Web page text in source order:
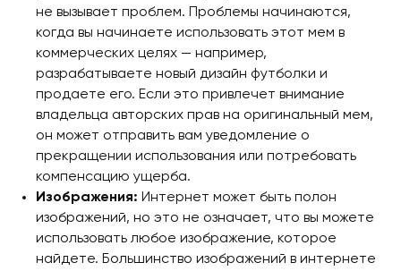
не вызывает проблем. Проблемы начинаются,
когда вы начинаете использовать этот мем в
коммерческих целях — например,
разрабатываете новый дизайн футболки и
продаете его. Если это привлечет внимание
владельца авторских прав на оригинальный мем,
он может отправить вам уведомление о
прекращении использования или потребовать
компенсацию ущерба.
Изображения: Интернет может быть полон
изображений, но это не означает, что вы можете
использовать любое изображение, которое
найдете. Большинство изображений в интернете